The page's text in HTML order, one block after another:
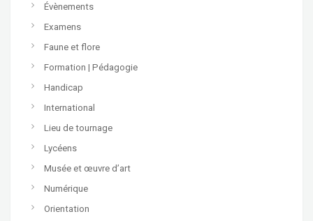
Évènements
Examens
Faune et flore
Formation | Pédagogie
Handicap
International
Lieu de tournage
Lycéens
Musée et œuvre d’art
Numérique
Orientation